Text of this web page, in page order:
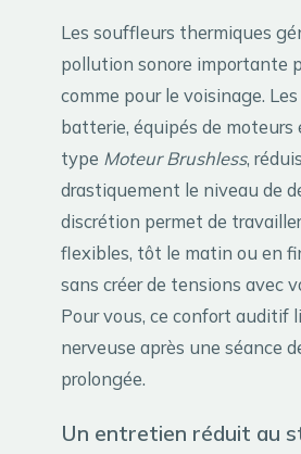
Les souffleurs thermiques
pollution sonore importante
comme pour le voisinage.
batterie, équipés de moteurs
type Moteur Brushless,
drastiquement le niveau de
discrétion permet de
flexibles, tôt le matin ou en
sans créer de tensions avec
Pour vous, ce confort auditif
nerveuse après une séance
prolongée.
Un entretien réduit au